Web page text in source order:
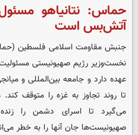
حماس: نتانیاهو
آتش‌بس است
جنبش مقاومت اسلامی فلسطین
نخست‌وزیر رژیم صهیونیستی
عهده دارد و جامعه بین‌المللی و
تا روند تجاوز به غزه را متوقف
می‌گیرد تا اسرای دشمن را زنده
صهیونیست‌ها جان آنها را به خطر